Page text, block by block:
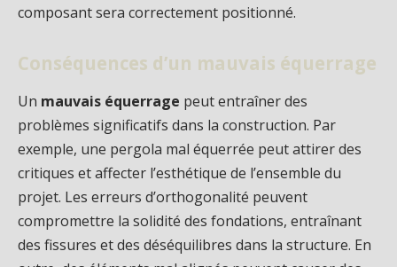
composant sera correctement positionné.
Conséquences d’un mauvais équerrage
Un mauvais équerrage peut entraîner des
problèmes significatifs dans la construction. Par
exemple, une pergola mal équerrée peut attirer des
critiques et affecter l’esthétique de l’ensemble du
projet. Les erreurs d’orthogonalité peuvent
compromettre la solidité des fondations, entraînant
des fissures et des déséquilibres dans la structure. En